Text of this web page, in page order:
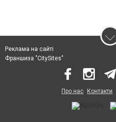
Реклама на сайті
Франшиза "CitySites"
Про нас Контакти